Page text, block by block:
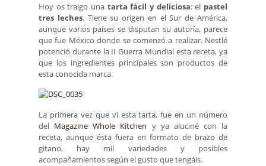
Hoy os traigo una tarta fácil y deliciosa: el pastel
tres leches. Tiene su origen en el Sur de América,
aunque varios países se disputan su autoría, parece
que fue México donde se comenzó a realizar. Nestlé
potenció durante la II Guerra Mundial esta receta, ya
que los ingredientes principales son productos de
esta conocida marca.
La primera vez que vi esta tarta, fue en un número
del Magazine Whole Kitchen y ya aluciné con la
receta, aunque ésta fuera en formato de brazo de
gitano, hay mil variedades y posibles
acompañamientos según el gusto que tengáis.